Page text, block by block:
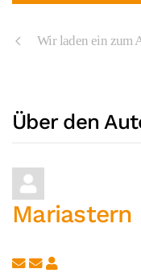
Wir laden ein zum
Über den
Mariastern
Updates
Abo von